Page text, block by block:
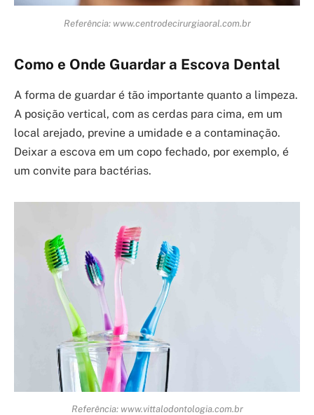
Referência: www.centrodecirurgiaoral.com.br
Como e Onde Guardar a Escova Dental
A forma de guardar é tão importante quanto a limpeza.
A posição vertical, com as cerdas para cima, em um
local arejado, previne a umidade e a contaminação.
Deixar a escova em um copo fechado, por exemplo, é
um convite para bactérias.
Referência: www.vittalodontologia.com.br